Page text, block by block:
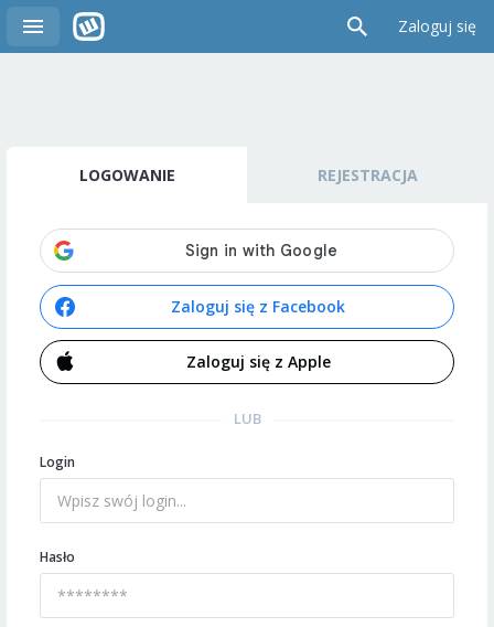
Zaloguj się
LOGOWANIE REJESTRACJA
Zaloguj się z Facebook
Zaloguj się z Apple
LUB
Login
Hasło